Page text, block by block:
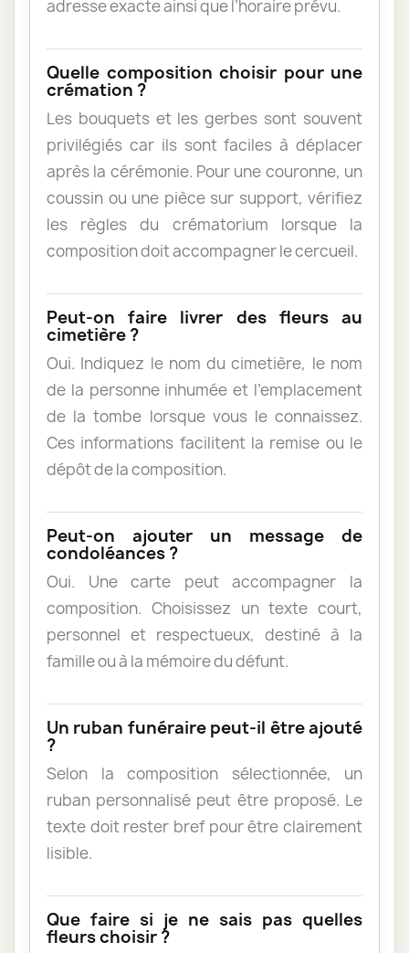
adresse exacte ainsi que l’horaire prévu.
Quelle composition choisir pour une
crémation ?
Les bouquets et les gerbes sont souvent
privilégiés car ils sont faciles à déplacer
après la cérémonie. Pour une couronne, un
coussin ou une pièce sur support, vérifiez
les règles du crématorium lorsque la
composition doit accompagner le cercueil.
Peut-on faire livrer des fleurs au
cimetière ?
Oui. Indiquez le nom du cimetière, le nom
de la personne inhumée et l’emplacement
de la tombe lorsque vous le connaissez.
Ces informations facilitent la remise ou le
dépôt de la composition.
Peut-on ajouter un message de
condoléances ?
Oui. Une carte peut accompagner la
composition. Choisissez un texte court,
personnel et respectueux, destiné à la
famille ou à la mémoire du défunt.
Un ruban funéraire peut-il être ajouté
?
Selon la composition sélectionnée, un
ruban personnalisé peut être proposé. Le
texte doit rester bref pour être clairement
lisible.
Que faire si je ne sais pas quelles
fleurs choisir ?